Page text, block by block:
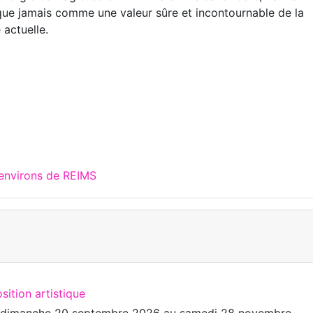
jamais comme une valeur sûre et incontournable de la
actuelle.
de REIMS
artistique